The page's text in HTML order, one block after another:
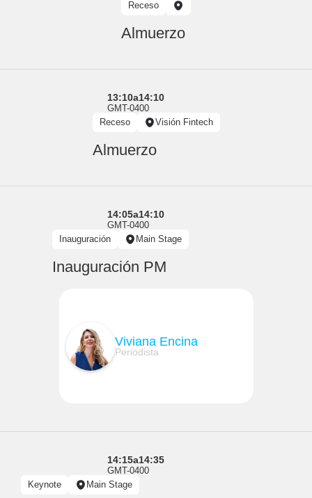
Receso
Almuerzo
13:10a14:10
GMT-0400
Receso
Visión Fintech
Almuerzo
14:05a14:10
GMT-0400
Inauguración
Main Stage
Inauguración PM
Viviana Encina
Periodista
14:15a14:35
GMT-0400
Keynote
Main Stage